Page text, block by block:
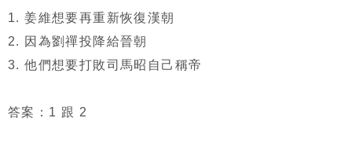
1. 姜維想要再重新恢復漢朝
2. 因為劉禪投降給晉朝
3. 他們想要打敗司馬昭自己稱帝
答案：1 跟 2